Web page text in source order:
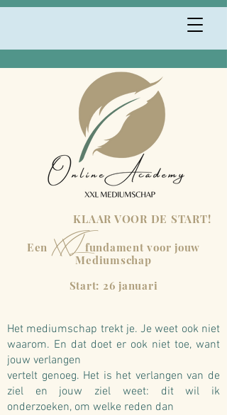
KLAAR VOOR DE START!
Een XXL fundament voor jouw
Mediumschap
Start: 26 januari
Het mediumschap trekt je. Je weet ook niet
waarom. En dat doet er ook niet toe, want
jouw verlangen
vertelt genoeg. Het is het verlangen van de
ziel en jouw ziel weet: dit wil ik
onderzoeken, om welke reden dan